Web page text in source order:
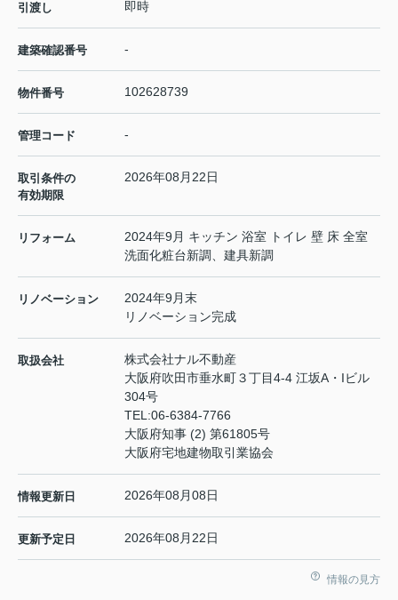
引渡し 即時
建築確認番号 -
物件番号 102628739
管理コード -
取引条件の
有効期限
2026年08月22日
リフォーム
2024年9月 キッチン 浴室 トイレ 壁 床 全室
洗面化粧台新調、建具新調
リノベーション
2024年9月末
リノベーション完成
取扱会社
株式会社ナル不動産
大阪府吹田市垂水町３丁目4-4 江坂A・Iビル
304号
TEL:06-6384-7766
大阪府知事 (2) 第61805号
大阪府宅地建物取引業協会
情報更新日 2026年08月08日
更新予定日 2026年08月22日
情報の見方